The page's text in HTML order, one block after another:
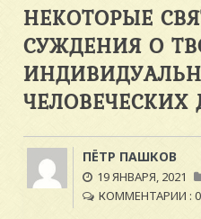
НЕКОТОРЫЕ
СУЖДЕНИЯ О
ПЁТР ПАШКОВ
19 ЯНВАРЯ, 2021
КОММЕНТАРИИ : 0